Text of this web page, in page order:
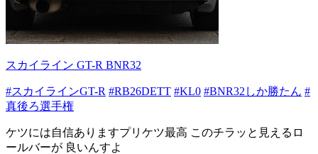
スカイライン GT-R BNR32
#スカイラインGT-R #RB26DETT #KL0 #BNR32しか勝たん #
真後ろ選手権
ケツには自信ありますプリケツ最高 このチラッと見えるロ
ールバーが 良いんすよ